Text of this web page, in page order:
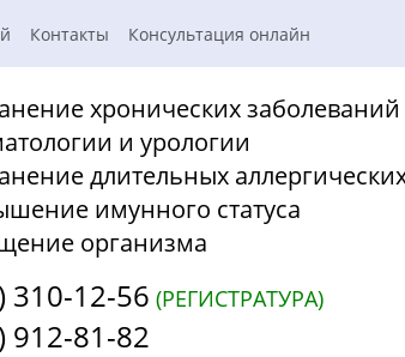
Контакты Консультация онлайн
хронических заболеваний
и урологии
длительных
имунного статуса
организма
310-12-56 (РЕГИСТРАТУРА)
912-81-82